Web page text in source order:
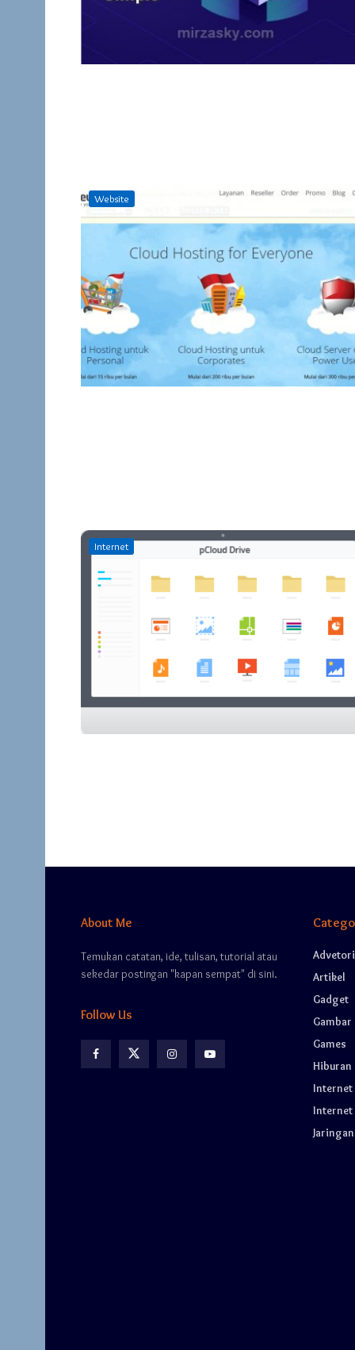
Website
Internet
About Me
Temukan catatan, ide, tulisan, tutorial atau
sekedar postingan "kapan sempat" di sini.
Follow Us
Artikel
Gadget
Gambar
Games
Hiburan
Internet
Internet
Jaringan